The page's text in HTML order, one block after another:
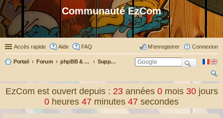
Communauté EzCom
Accès rapide Aide FAQ Connexion
M’enregistrer
Portail Forum phpBB & Co Support pour phpBB
ch
EzCom est ouvert depuis : 23 années0 mois30 jours
0 heures 47 minutes 47 secondes